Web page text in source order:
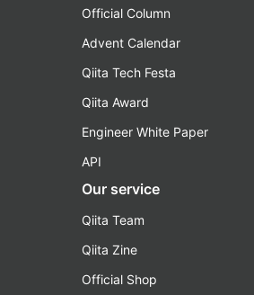
Official Column
Advent Calendar
Qiita Tech Festa
Qiita Award
Engineer White Paper
API
Our service
Qiita Team
Qiita Zine
Official Shop